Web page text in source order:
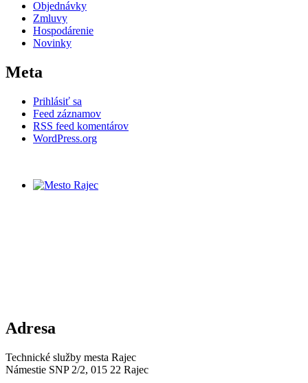
Objednávky
Zmluvy
Hospodárenie
Novinky
Meta
Prihlásiť sa
Feed záznamov
RSS feed komentárov
WordPress.org
Adresa
Technické služby mesta Rajec
Námestie SNP 2/2, 015 22 Rajec